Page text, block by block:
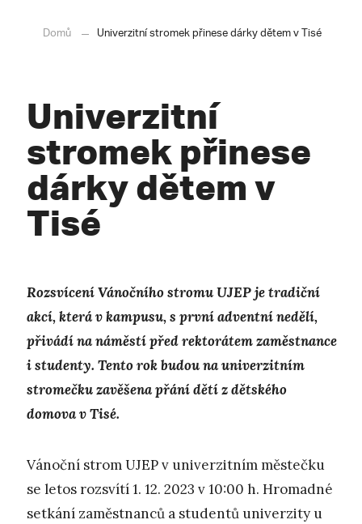
Domů Univerzitní stromek přinese dárky dětem v Tisé
Univerzitní
stromek přinese
dárky dětem v
Tisé
Rozsvícení Vánočního stromu UJEP je tradiční
akcí, která v kampusu, s první adventní nedělí,
přivádí na náměstí před rektorátem zaměstnance
i studenty. Tento rok budou na univerzitním
stromečku zavěšena přání dětí z dětského
domova v Tisé.
Vánoční strom UJEP v univerzitním městečku
se letos rozsvítí 1. 12. 2023 v 10:00 h. Hromadné
setkání zaměstnanců a studentů univerzity u